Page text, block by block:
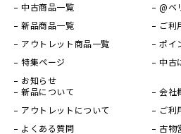
中古商品一覧
新品商品一覧
アウトレット商品一覧
特集ページ
お知らせ
@ベ
ご利
ポイ
中古
新品について
アウトレットについて
よくある質問
会社
ご利
古物